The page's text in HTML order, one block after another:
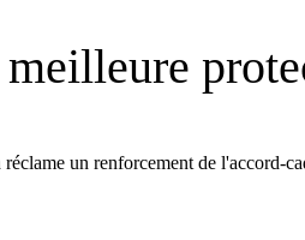
un renforcement de l'accord-